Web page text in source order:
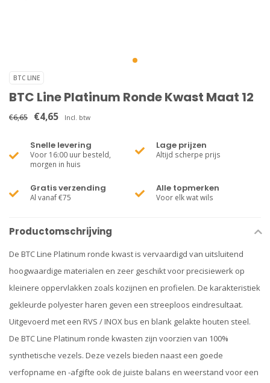
BTC LINE
BTC Line Platinum Ronde Kwast Maat 12
€6,65 €4,65 Incl. btw
Snelle levering
Voor 16:00 uur besteld,
morgen in huis
Lage prijzen
Altijd scherpe prijs
Gratis verzending
Al vanaf €75
Alle topmerken
Voor elk wat wils
Productomschrijving
De BTC Line Platinum ronde kwast is vervaardigd van uitsluitend
hoogwaardige materialen en zeer geschikt voor precisiewerk op
kleinere oppervlakken zoals kozijnen en profielen. De karakteristiek
gekleurde polyester haren geven een streeploos eindresultaat.
Uitgevoerd met een RVS / INOX bus en blank gelakte houten steel.
De BTC Line Platinum ronde kwasten zijn voorzien van 100%
synthetische vezels. Deze vezels bieden naast een goede
verfopname en -afgifte ook de juiste balans en weerstand voor een